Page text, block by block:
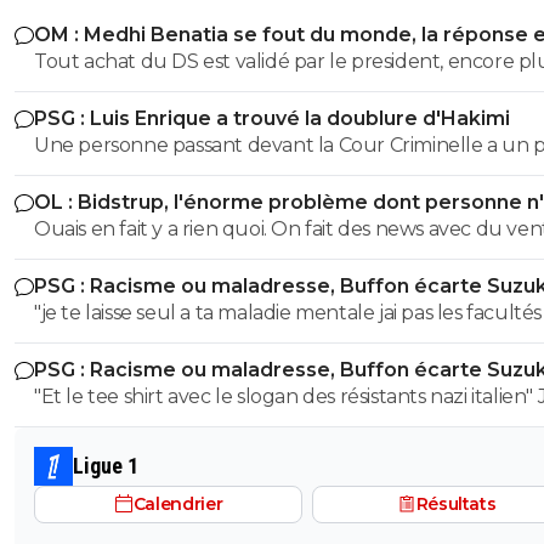
OM : Medhi Benatia se fout du monde, la réponse
violente
Tout achat du DS est validé par le president, encore
quand ce president est la depuis plus de 5ans et que c
qui a signé les accords avec l UEFA. On peut reprocher à
Benatia le choix de certains joueurs, ou certaines
sportif, mais le financier etait du ressort de Longoria.
PSG : Luis Enrique a trouvé la doublure d'Hakimi
Une personne passant devant la Cour Criminelle a un
plus de 5 % de chance d'être acquitée. Donc...
OL : Bidstrup, l'énorme problème dont personne
parler
Ouais en fait y a rien quoi. On fait des news avec du
PSG : Racisme ou maladresse, Buffon écarte
"je te laisse seul a ta maladie mentale jai pas les facultés
pas toubib ni psychiatre" Ah ah tu es très drole ! Tu nous
parles de résistants nazis lol italliens de surcroit lol Mais les
malades se sont ceux qui remarquent que du raconte
n'importe quoi !! Tu as été fini à la pisse toi très clairement ! Tu
as 50 de QI ca saute aux yeux ! Je suis sur tu dois etre
petite racaille de quartier pour etre aussi peu cultivé
PSG : Racisme ou maladresse, Buffon écarte
"Et le tee shirt avec le slogan des résistants nazi italien" J'en
reviens tjr pas !! comment peut on etre aussi ignare
sortir des conneries pareil !! Déjà penser que les italiens ont
été nazi faut etre sacrément débile... Mais le coup des
résistants nazis, alors là on atteint des sommets de
Ligue 1
Calendrier Résultats